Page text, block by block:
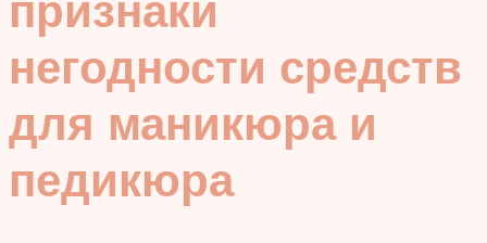
негодности средств
для маникюра и
педикюра